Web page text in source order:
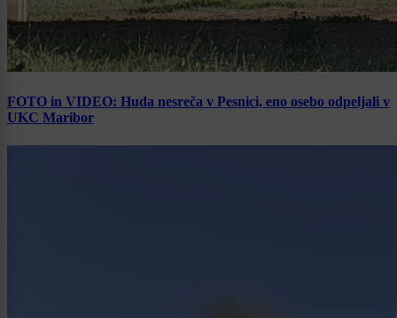
FOTO in VIDEO: Huda nesreča v Pesnici, eno osebo odpeljali v
UKC Maribor